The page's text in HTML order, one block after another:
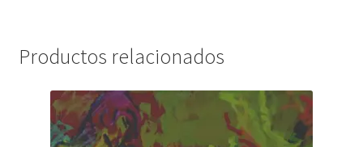
Productos relacionados